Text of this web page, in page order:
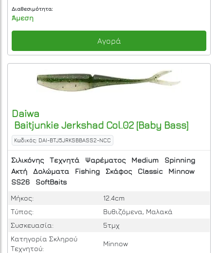
Διαθεσιμότητα:
Άμεση
Αγορά
Daiwa
Baitjunkie Jerkshad Col.02 [Baby Bass]
Κωδικός: DAI-BTJ5JRKSBBASS2-NCC
Σιλικόνης Τεχνητά Ψαρέματος Medium
Spinning
Ακτή
Δολώματα Fishing Σκάφος Classic
Minnow
SS26
SoftBaits
Μήκος:
12.4cm
Τύπος:
Βυθιζόμενα, Μαλακά
Συσκευασία:
5τμχ
Κατηγορία Σκληρού
Τεχνητού:
Minnow